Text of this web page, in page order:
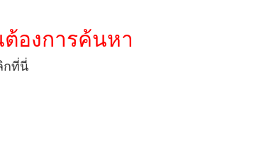
องการค้นหา
กที่นี่